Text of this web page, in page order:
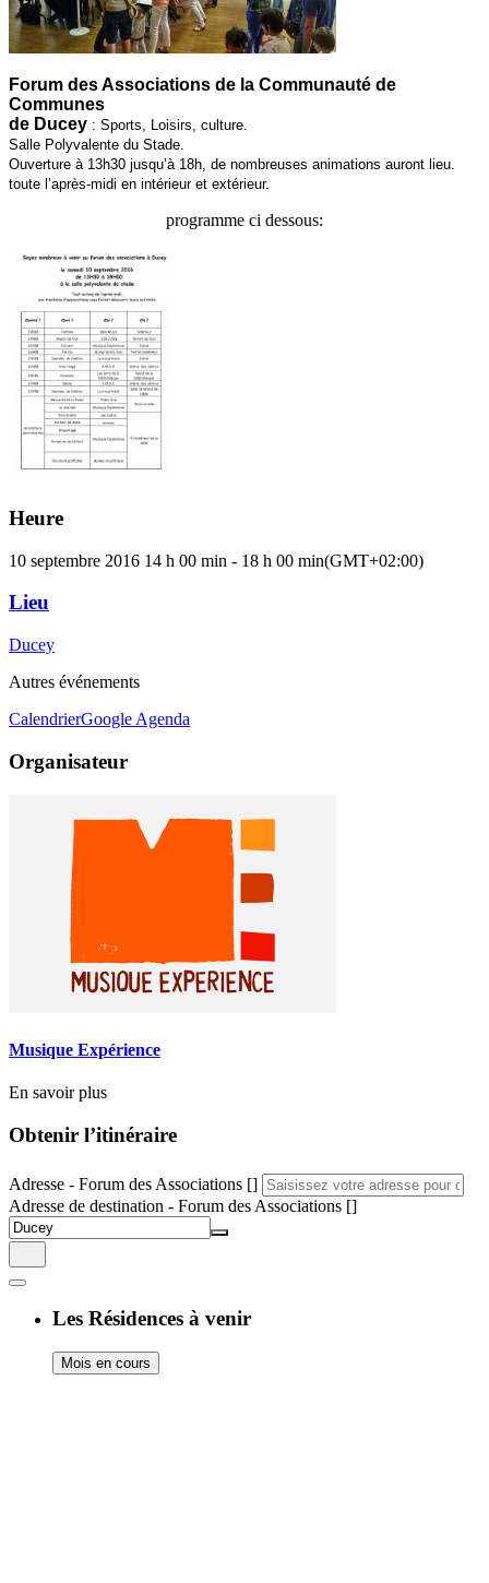
Forum des Associations de la Communauté de
Communes
de Ducey : Sports, Loisirs, culture.
Salle Polyvalente du Stade.
Ouverture à 13h30 jusqu’à 18h, de nombreuses animations auront lieu.
toute l’après-midi en intérieur et extérieur.
programme ci dessous:
Heure
10 septembre 2016 14 h 00 min - 18 h 00 min(GMT+02:00)
Lieu
Ducey
Autres événements
CalendrierGoogle Agenda
Organisateur
Musique Expérience
En savoir plus
Obtenir l’itinéraire
Adresse - Forum des Associations []
Adresse de destination - Forum des Associations []
Les Résidences à venir
Mois en cours